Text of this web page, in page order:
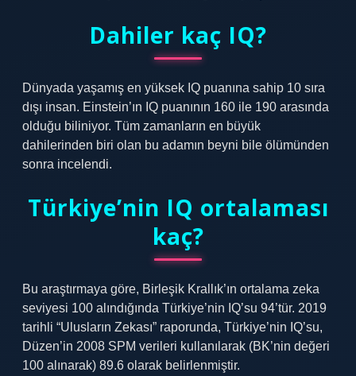
Dahiler kaç IQ?
Dünyada yaşamış en yüksek IQ puanına sahip 10 sıra
dışı insan. Einstein’ın IQ puanının 160 ile 190 arasında
olduğu biliniyor. Tüm zamanların en büyük
dahilerinden biri olan bu adamın beyni bile ölümünden
sonra incelendi.
Türkiye’nin IQ ortalaması
kaç?
Bu araştırmaya göre, Birleşik Krallık’ın ortalama zeka
seviyesi 100 alındığında Türkiye’nin IQ’su 94’tür. 2019
tarihli “Ulusların Zekası” raporunda, Türkiye’nin IQ’su,
Düzen’in 2008 SPM verileri kullanılarak (BK’nin değeri
100 alınarak) 89.6 olarak belirlenmiştir.